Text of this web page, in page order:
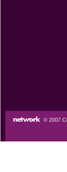
© 2007